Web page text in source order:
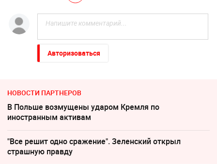
Авторизоваться
НОВОСТИ ПАРТНЕРОВ
В Польше возмущены ударом Кремля по
иностранным активам
"Все решит одно сражение". Зеленский открыл
страшную правду